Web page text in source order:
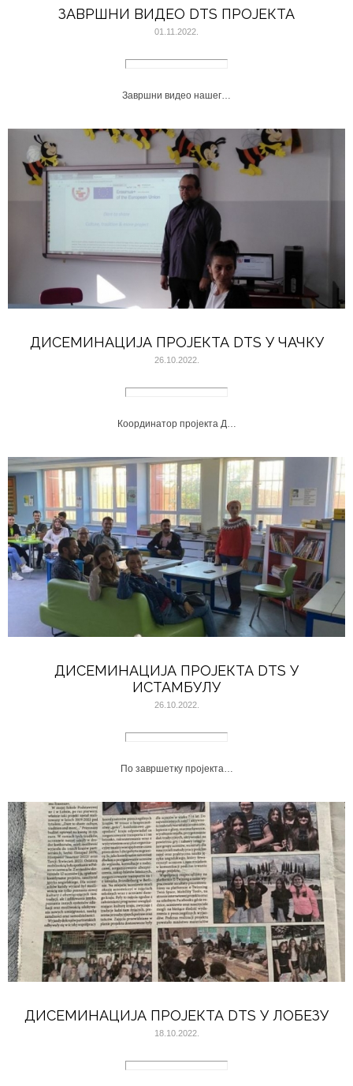
ЗАВРШНИ ВИДЕО DTS ПРОЈЕКТА
01.11.2022.
Завршни видео нашег…
ДИСЕМИНАЦИЈА ПРОЈЕКТА DTS У ЧАЧКУ
26.10.2022.
Координатор пројекта Д…
ДИСЕМИНАЦИЈА ПРОЈЕКТА DTS У
ИСТАМБУЛУ
26.10.2022.
По завршетку пројекта…
ДИСЕМИНАЦИЈА ПРОЈЕКТА DTS У ЛОБЕЗУ
18.10.2022.